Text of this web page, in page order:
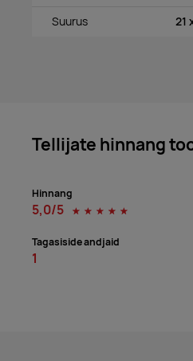
Suurus 21
Tellijate hinnang
Hinnang
5,0/5 ☆
☆
☆
☆
☆
Tagasiside andjaid
1